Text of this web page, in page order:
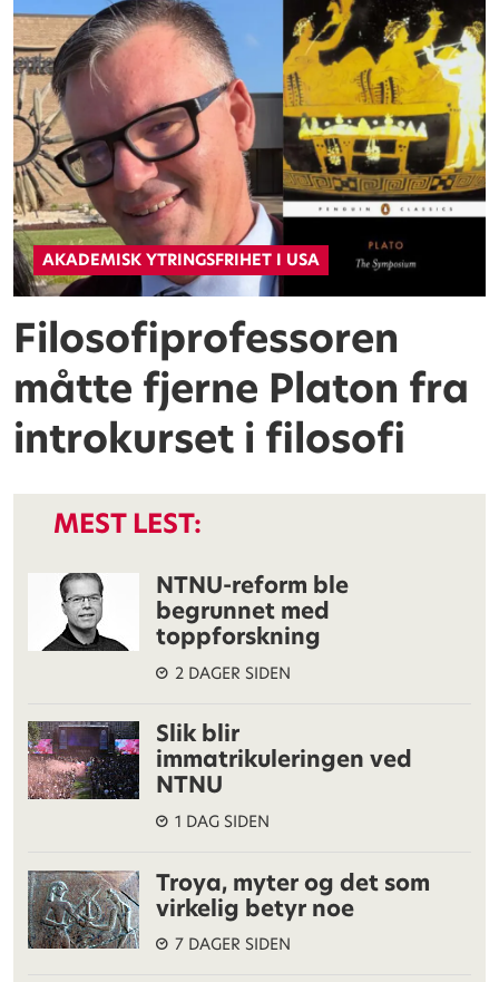
AKADEMISK YTRINGSFRIHET I USA
Filosofiprofessoren
måtte fjerne Platon fra
introkurset i filosofi
MEST LEST:
NTNU-reform ble
begrunnet med
toppforskning
2 DAGER SIDEN
Slik blir
immatrikuleringen ved
NTNU
1 DAG SIDEN
Troya, myter og det som
virkelig betyr noe
7 DAGER SIDEN